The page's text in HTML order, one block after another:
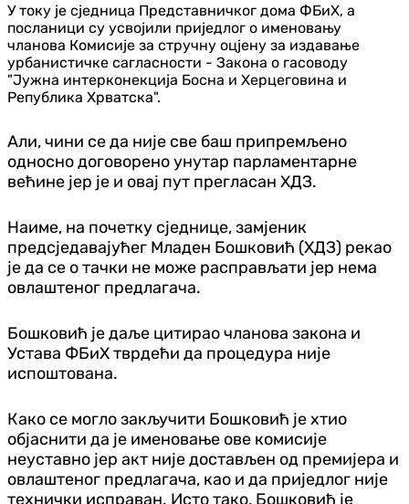
У току је сједница Представничког дома ФБиХ, а
посланици су усвојили приједлог о именовању
чланова Комисије за стручну оцјену за издавање
урбанистичке сагласности - Закона о гасоводу
"Јужна интерконекција Босна и Херцеговина и
Република Хрватска".
Али, чини се да није све баш припремљено
односно договорено унутар парламентарне
већине јер је и овај пут прегласан ХДЗ.
Наиме, на почетку сједнице, замјеник
предсједавајућег Младен Бошковић (ХДЗ) рекао
је да се о тачки не може расправљати јер нема
овлаштеног предлагача.
Бошковић је даље цитирао чланова закона и
Устава ФБиХ тврдећи да процедура није
испоштована.
Како се могло закључити Бошковић је хтио
објаснити да је именовање ове комисије
неуставно јер акт није достављен од премијера и
овлаштеног предлагача, као и да приједлог није
технички исправан. Исто тако, Бошковић је